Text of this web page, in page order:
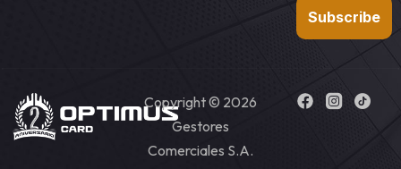
Subscribe
Copyright © 2026
Gestores
Comerciales S.A.